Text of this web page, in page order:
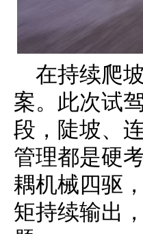
在持续爬
案。此次试
段，陡坡、
管理都是硬
耦机械四驱
矩持续输出